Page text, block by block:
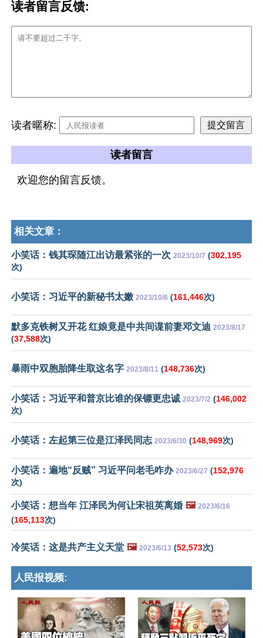
读者留言反馈:
读者暱称:
读者留言
欢迎您的留言反馈。
相关文章：
小笑话：钱其琛随江出访最紧张的一次 2023/10/7 (302,195
次)
小笑话：习近平的新秘书太嫩 2023/10/6 (161,446次)
默多克铁树又开花 红娘竟是中共间谍前妻邓文迪 2023/8/17
(37,588次)
暴雨中双胞胎降生取这名字 2023/8/11 (148,736次)
小笑话：习近平和普京比谁的保镖更忠诚 2023/7/2 (146,002
次)
小笑话：左起第三位是江泽民同志 2023/6/30 (148,969次)
小笑话：遍地“反贼” 习近平问老毛咋办 2023/6/27 (152,976
次)
小笑话：想当年 江泽民为何让宋祖英离婚 🖼️ 2023/6/16
(165,113次)
冷笑话：这是共产主义天堂 🖼️ 2023/6/13 (52,573次)
人民报视频: